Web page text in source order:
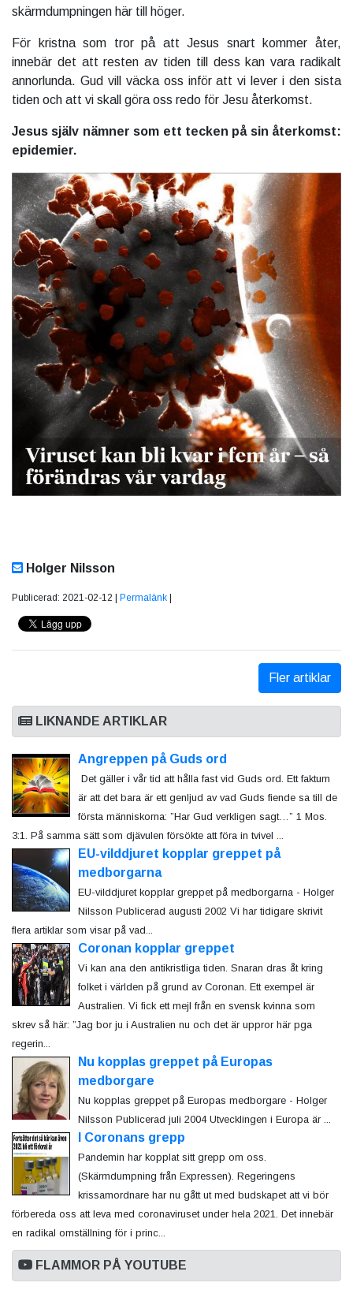
skärmdumpningen här till höger.
För kristna som tror på att Jesus snart kommer åter,
innebär det att resten av tiden till dess kan vara radikalt
annorlunda. Gud vill väcka oss inför att vi lever i den sista
tiden och att vi skall göra oss redo för Jesu återkomst.
Jesus själv nämner som ett tecken på sin återkomst:
epidemier.
Holger Nilsson
Publicerad: 2021-02-12 | Permalänk
Fler artiklar
LIKNANDE ARTIKLAR
Angreppen på Guds ord
Det gäller i vår tid att hålla fast vid Guds ord. Ett faktum
är att det bara är ett genljud av vad Guds fiende sa till de
första människorna: ”Har Gud verkligen sagt…” 1 Mos.
3:1. På samma sätt som djävulen försökte att föra in tvivel ...
EU-vilddjuret kopplar greppet på
medborgarna
EU-vilddjuret kopplar greppet på medborgarna - Holger
Nilsson Publicerad augusti 2002 Vi har tidigare skrivit
flera artiklar som visar på vad...
Coronan kopplar greppet
Vi kan ana den antikristliga tiden. Snaran dras åt kring
folket i världen på grund av Coronan. Ett exempel är
Australien. Vi fick ett mejl från en svensk kvinna som
skrev så här: ”Jag bor ju i Australien nu och det är uppror här pga
regerin...
Nu kopplas greppet på Europas
medborgare
Nu kopplas greppet på Europas medborgare - Holger
Nilsson Publicerad juli 2004 Utvecklingen i Europa är ...
I Coronans grepp
Pandemin har kopplat sitt grepp om oss.
(Skärmdumpning från Expressen). Regeringens
krissamordnare har nu gått ut med budskapet att vi bör
förbereda oss att leva med coronaviruset under hela 2021. Det innebär
en radikal omställning för i princ...
FLAMMOR PÅ YOUTUBE